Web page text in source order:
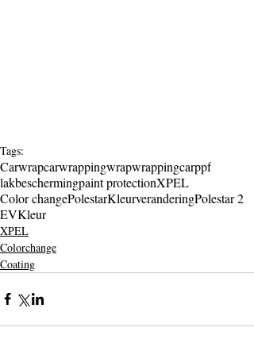
Tags:
Carwrapcarwrappingwrapwrappingcarppf
lakbeschermingpaint protectionXPEL
Color changePolestarKleurveranderingPolestar 2
EVKleur
XPEL
Colorchange
Coating